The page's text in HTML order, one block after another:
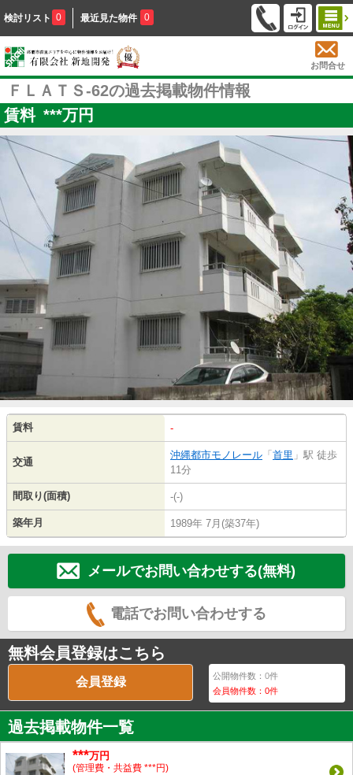
検討リスト 0 最近見た物件 0
お問合せ
ＦＬＡＴＳ-62の過去掲載物件情報
賃料 ***万円
賃料 -
交通
沖縄都市モノレール 「 首里 」駅 徒歩
11分
間取り(面積) -(-)
築年月 1989年 7月(築37年)
メールでお問い合わせする(無料)
電話でお問い合わせする
無料会員登録はこちら
会員登録 公開物件数：0件
会員物件数：0件
過去掲載物件一覧
***万円
(管理費・共益費 ***円)